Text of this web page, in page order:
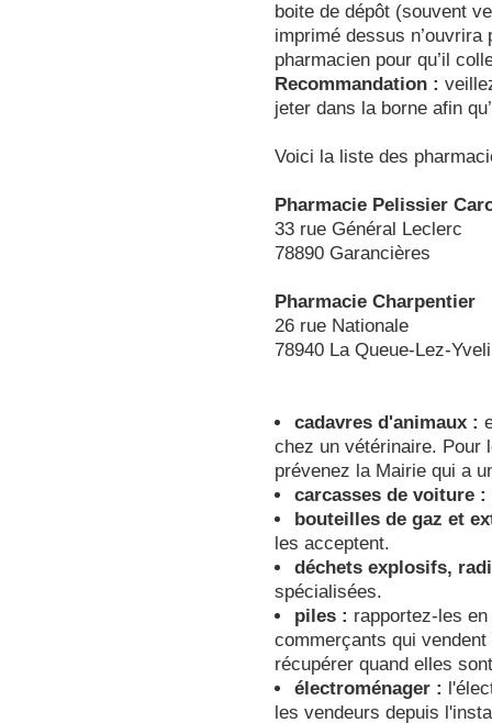
boite de dépôt (souvent
imprimé dessus
pharmacien pour qu’il
Recommandation :
jeter dans la borne afin
Voici la liste des
Pharmacie Pelissier
33 rue Général Leclerc
78890 Garancières
Pharmacie Charpentier
26 rue Nationale
78940 La Queue-Lez-
cadavres d'animaux :
chez un vétérinaire. Pour
prévenez la Mairie qui a
carcasses de voiture :
bouteilles de gaz et
les acceptent.
déchets explosifs,
spécialisées.
piles : rapportez-les
commerçants qui
récupérer quand elles
électroménager :
les vendeurs depuis